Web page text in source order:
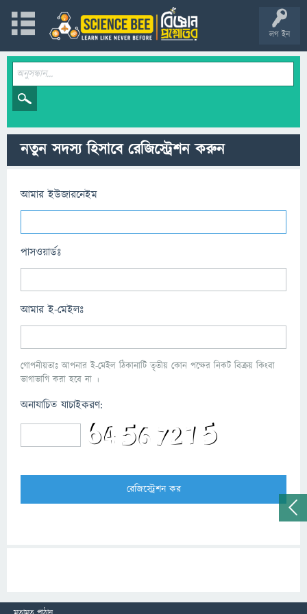
লগ ইন
নতুন সদস্য হিসাবে রেজিস্ট্রেশন করুন
আমার ইউজারনেইম
পাসওয়ার্ডঃ
আমার ই-মেইলঃ
গোপনীয়তাঃ আপনার ই-মেইল ঠিকানাটি তৃতীয় কোন পক্ষের নিকট বিক্রয় কিংবা
ভাগাভাগি করা হবে না ।
অনাযাচিত যাচাইকরণ: